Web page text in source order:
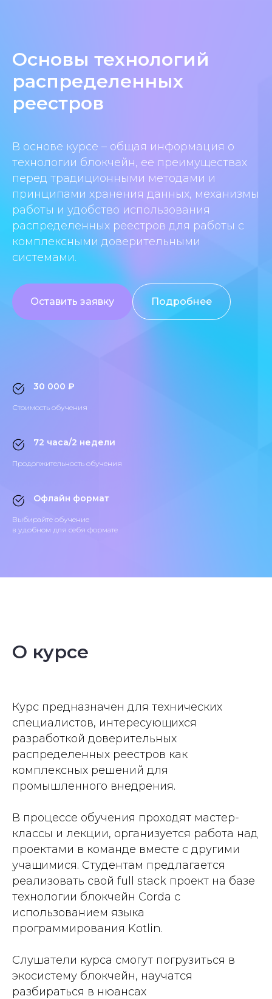
Основы технологий
распределенных
реестров
В основе курсе – общая информация о
технологии блокчейн, ее преимуществах
перед традиционными методами и
принципами хранения данных, механизмы
работы и удобство использования
распределенных реестров для работы с
комплексными доверительными
системами.
Оставить заявку Подробнее
30 000 ₽
Стоимость обучения
72 часа/2 недели
Продолжительность обучения
Офлайн формат
Выбирайте обучение
в удобном для себя формате
О курсе
Курс предназначен для технических
специалистов, интересующихся
разработкой доверительных
распределенных реестров как
комплексных решений для
промышленного внедрения.
В процессе обучения проходят мастер-
классы и лекции, организуется работа над
проектами в команде вместе с другими
учащимися. Студентам предлагается
реализовать свой full stack проект на базе
технологии блокчейн Corda с
использованием языка
программирования Kotlin.
Слушатели курса смогут погрузиться в
экосистему блокчейн, научатся
разбираться в нюансах